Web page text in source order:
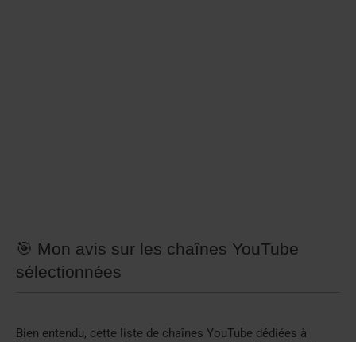
🎯 Mon avis sur les chaînes YouTube
sélectionnées
Bien entendu, cette liste de chaînes YouTube dédiées à